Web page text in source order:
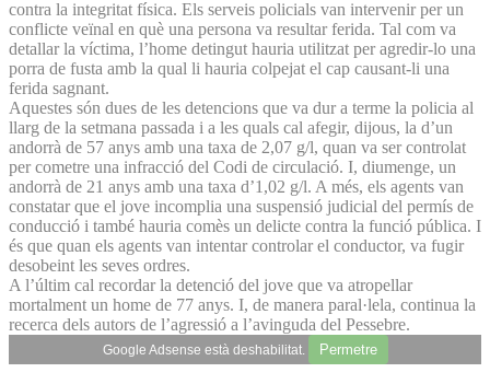
contra la integritat física. Els serveis policials van intervenir per un
conflicte veïnal en què una persona va resultar ferida. Tal com va
detallar la víctima, l’home detingut hauria utilitzat per agredir-lo una
porra de fusta amb la qual li hauria colpejat el cap causant-li una
ferida sagnant.
Aquestes són dues de les detencions que va dur a terme la policia al
llarg de la setmana passada i a les quals cal afegir, dijous, la d’un
andorrà de 57 anys amb una taxa de 2,07 g/l, quan va ser controlat
per cometre una infracció del Codi de circulació. I, diumenge, un
andorrà de 21 anys amb una taxa d’1,02 g/l. A més, els agents van
constatar que el jove incomplia una suspensió judicial del permís de
conducció i també hauria comès un delicte contra la funció pública. I
és que quan els agents van intentar controlar el conductor, va fugir
des­obeint les seves ordres.
A l’últim cal recordar la detenció del jove que va atropellar
mortalment un home de 77 anys. I, de manera paral·lela, continua la
recerca dels autors de l’agressió a l’avinguda del Pessebre.
Google Adsense està deshabilitat. Permetre